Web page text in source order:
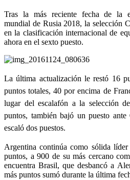
Tras la más reciente fecha de la
mundial de Rusia 2018, la selección
en la clasificación internacional de
ahora en el sexto puesto.
La última actualización le restó 16
puntos totales, 40 por encima de
lugar del escalafón a la selección
puntos, también bajó un puesto
escaló dos puestos.
Argentina continúa como sólida
puntos, a 900 de su más cercano
encuentra Brasil, que desbancó a
más puntos sumó durante la última